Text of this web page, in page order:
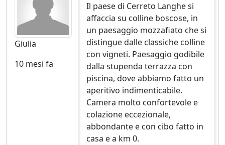
Giulia
10 mesi fa
Il paese di Cerreto Langhe si
affaccia su colline boscose, in
un paesaggio mozzafiato che si
distingue dalle classiche colline
con vigneti. Paesaggio godibile
dalla stupenda terrazza con
piscina, dove abbiamo fatto un
aperitivo indimenticabile.
Camera molto confortevole e
colazione eccezionale,
abbondante e con cibo fatto in
casa e a km 0.